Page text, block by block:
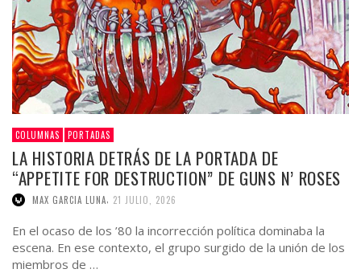
COLUMNAS PORTADAS
LA HISTORIA DETRÁS DE LA PORTADA DE
“APPETITE FOR DESTRUCTION” DE GUNS N’ ROSES
MAX GARCIA LUNA 21 JULIO, 2026
En el ocaso de los ’80 la incorrección política dominaba la
escena. En ese contexto, el grupo surgido de la unión de los
miembros de …